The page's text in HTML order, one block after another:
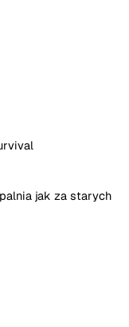
jak za starych